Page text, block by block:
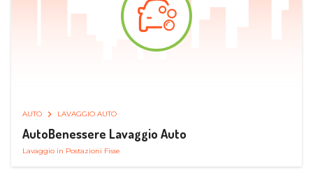
AUTO LAVAGGIO AUTO
AutoBenessere Lavaggio Auto
Lavaggio in Postazioni Fisse